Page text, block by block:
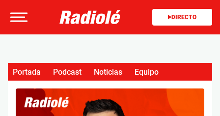
DIRECTO
Portada Podcast Noticias Equipo